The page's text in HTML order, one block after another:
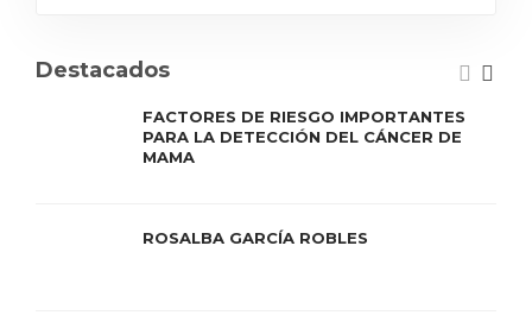
Destacados
FACTORES DE RIESGO IMPORTANTES
PARA LA DETECCIÓN DEL CÁNCER DE
MAMA
ROSALBA GARCÍA ROBLES